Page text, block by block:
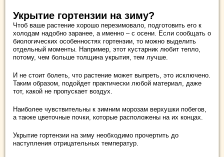
Укрытие гортензии на зиму?
Чтоб ваше растение хорошо перезимовало, подготовить его к
холодам надобно заранее, а именно – с осени. Если сообщать о
биологических особенностях гортензии, то можно выделить
отдельный моменты. Например, этот кустарник любит тепло,
потому, чем больше толщина укрытия, тем лучше.
И не стоит болеть, что растение может выпреть, это исключено.
Таким образом, подойдет практически любой материал, даже
тот, какой не пропускает воздух.
Наиболее чувствительны к зимним морозам верхушки побегов,
а также цветочные почки, которые расположены на их концах.
Укрытие гортензии на зиму необходимо прочертить до
наступления отрицательных температур.